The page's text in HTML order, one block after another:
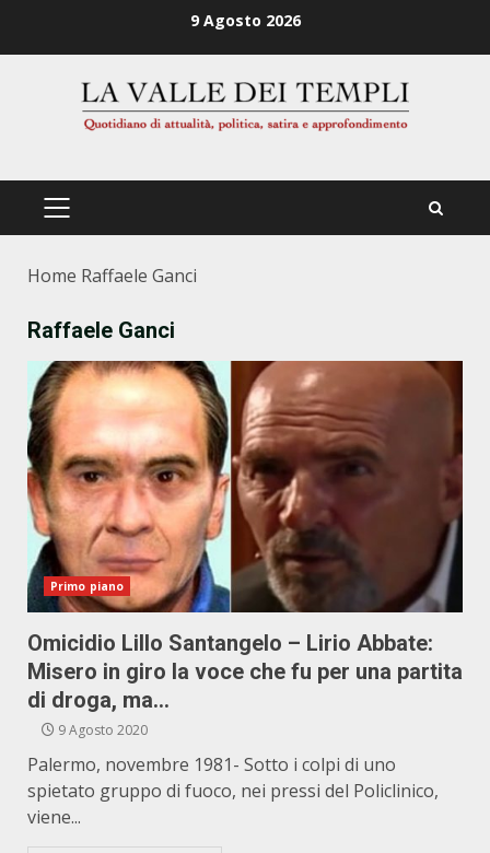
9 Agosto 2026
PRIMÄRES
Home Raffaele Ganci
Raffaele Ganci
Primo piano
Omicidio Lillo Santangelo – Lirio Abbate:
Misero in giro la voce che fu per una partita
di droga, ma…
9 Agosto 2020
Palermo, novembre 1981- Sotto i colpi di uno
spietato gruppo di fuoco, nei pressi del Policlinico,
viene...